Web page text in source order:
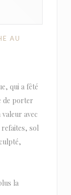
AU
qui a fêté
de porter
avec
refaites, sol
la